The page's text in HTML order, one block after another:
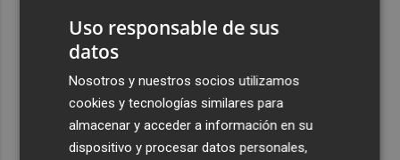
el día del eclipse
Company: “Estamos comenzando a ver el equipo que
queremos ver en la Liga”
Ocho helicópteros, un avión y más de 100 brigadas se
movilizan en Moratalla por un incendio forestal
Uso responsable de sus
datos
Nosotros y nuestros socios utilizamos
cookies y tecnologías similares para
almacenar y acceder a información en su
dispositivo y procesar datos personales,